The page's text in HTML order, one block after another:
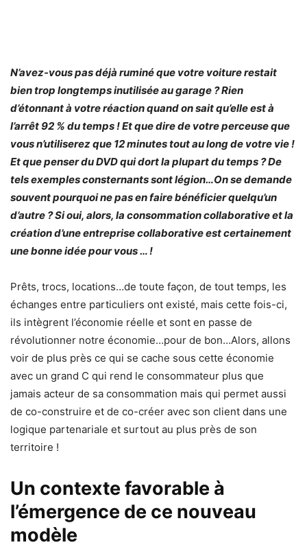
N’avez-vous pas déjà ruminé que votre voiture restait
bien trop longtemps inutilisée au garage ? Rien
d’étonnant à votre réaction quand on sait qu’elle est à
l’arrêt 92 % du temps ! Et que dire de votre perceuse que
vous n’utiliserez que 12 minutes tout au long de votre vie !
Et que penser du DVD qui dort la plupart du temps ? De
tels exemples consternants sont légion…On se demande
souvent pourquoi ne pas en faire bénéficier quelqu’un
d’autre ? Si oui, alors, la consommation collaborative et la
création d’une entreprise collaborative est certainement
une bonne idée pour vous … !
Prêts, trocs, locations…de toute façon, de tout temps, les
échanges entre particuliers ont existé, mais cette fois-ci,
ils intègrent l’économie réelle et sont en passe de
révolutionner notre économie…pour de bon…Alors, allons
voir de plus près ce qui se cache sous cette économie
avec un grand C qui rend le consommateur plus que
jamais acteur de sa consommation mais qui permet aussi
de co-construire et de co-créer avec son client dans une
logique partenariale et surtout au plus près de son
territoire !
Un contexte favorable à
l’émergence de ce nouveau
modèle